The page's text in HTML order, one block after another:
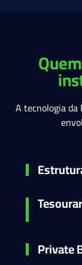
A tecnologia da
Private